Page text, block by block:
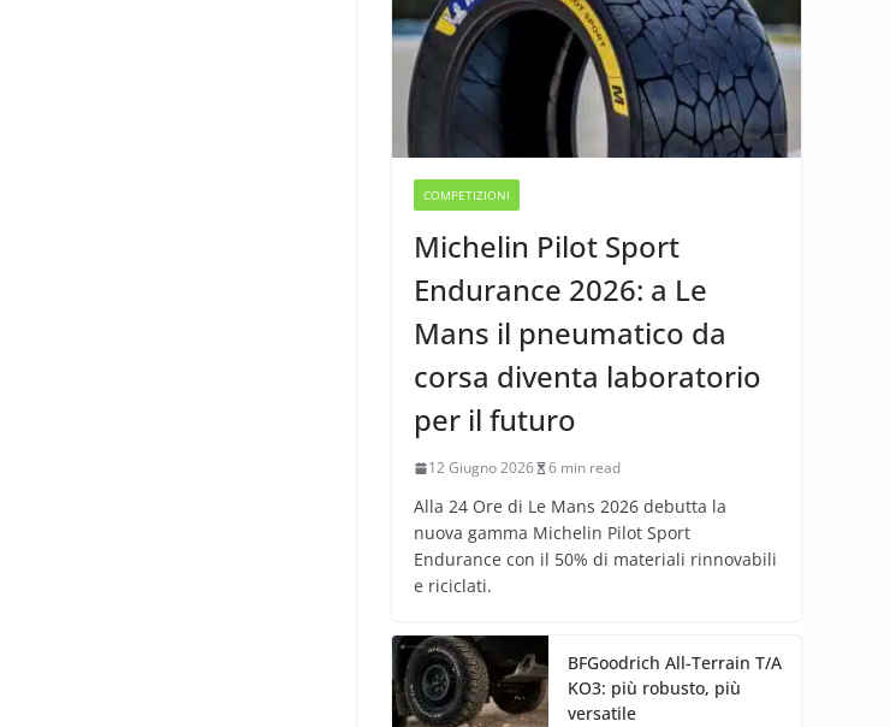
COMPETIZIONI
Michelin Pilot Sport
Endurance 2026: a Le
Mans il pneumatico da
corsa diventa laboratorio
per il futuro
12 Giugno 2026 6 min read
Alla 24 Ore di Le Mans 2026 debutta la
nuova gamma Michelin Pilot Sport
Endurance con il 50% di materiali rinnovabili
e riciclati.
BFGoodrich All-Terrain T/A
KO3: più robusto, più
versatile